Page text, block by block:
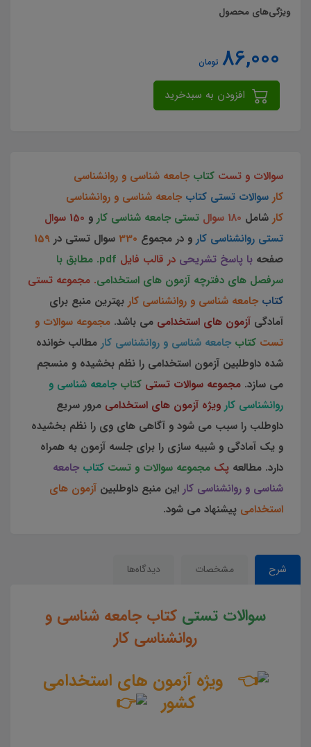
ویژگی‌های محصول
86,000 تومان
سوالات و تست کتاب جامعه شناسی و روانشناسی
کار سوالات تستی کتاب جامعه شناسی و روانشناسی
کار شامل 180 سوال تستی جامعه شناسی کار و 150 سوال
تستی روانشناسی کار و در مجموع 330 سوال تستی در 159
صفحه با پاسخ تشریحی در قالب فایل
pdf. مطابق با
سرفصل های دفترچه آزمون های استخدامی. مجموعه تستی
کتاب جامعه شناسی و روانشناسی کار بهترین منبع برای
آمادگی آزمون های استخدامی می باشد. مجموعه سوالات و
تست کتاب جامعه شناسی و روانشناسی کار مطالب خوانده
شده داوطلبین آزمون استخدامی را نظم بخشیده و منسجم
می سازد. مجموعه سوالات تستی کتابجامعه شناسی و
روانشناسی کار ویژه آزمون های استخدامی مرور سریع
داوطلب را سبب می شود و آگاهی های وی را نظم بخشیده
و یک آمادگی و شبیه سازی را برای جلسه آزمون به همراه
دارد. مطالعه پک مجموعه سوالات و تست کتاب جامعه
شناسی و روانشناسی کار این منبع داوطلبین آزمون های
استخدامی پیشنهاد می شود.
شرح مشخصات دیدگاه‌ها
سوالات تستی کتاب جامعه شناسی و
روانشناسی کار
ویژه آزمون های استخدامی
کشور